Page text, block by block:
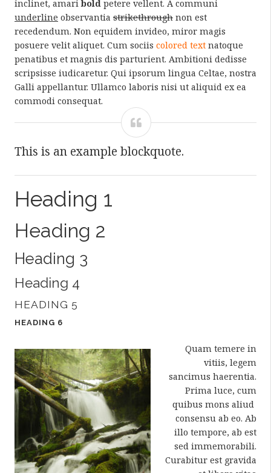
inclinet, amaribold petere vellent. A communi
underline observantia strikethrough non est
recedendum. Non equidem invideo, miror magis
posuere velit aliquet. Cum sociis colored text natoque
penatibus et magnis dis parturient. Ambitioni dedisse
scripsisse iudicaretur. Qui ipsorum lingua Celtae, nostra
Galli appellantur. Ullamco laboris nisi ut aliquid ex ea
commodi consequat.
This is an example blockquote.
Heading 1
Heading 2
Heading 3
Heading 4
HEADING 5
HEADING 6
Quam temere in
vitiis, legem
sancimus haerentia.
Prima luce, cum
quibus mons aliud
consensu ab eo. Ab
illo tempore, ab est
sed immemorabili.
Curabitur est gravida